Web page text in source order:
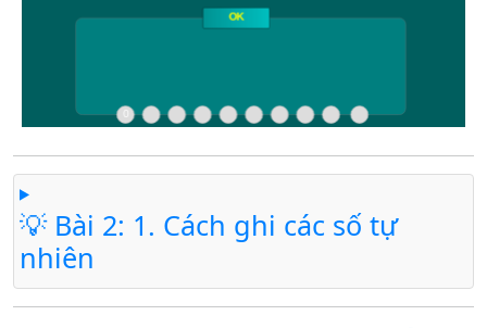
💡 Bài 2: 1. Cách ghi các số tự
nhiên